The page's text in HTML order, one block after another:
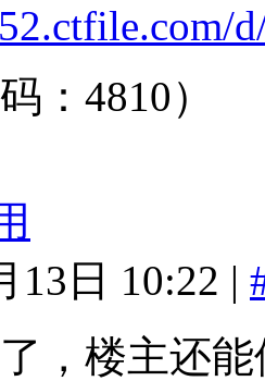
：4810）
13日 10:22 |
，楼主还